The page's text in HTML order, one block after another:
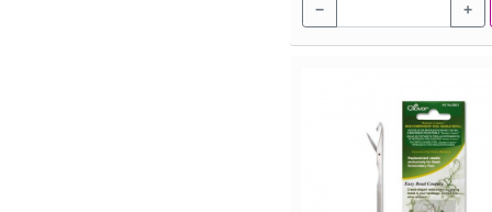
− +